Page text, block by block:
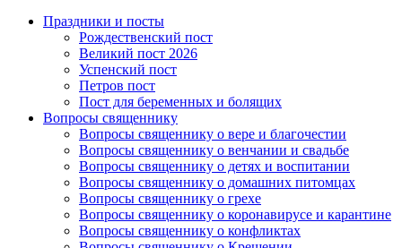
Праздники и посты
Рождественский пост
Великий пост 2026
Успенский пост
Петров пост
Пост для беременных и болящих
Вопросы священнику
Вопросы священнику о вере и благочестии
Вопросы священнику о венчании и свадьбе
Вопросы священнику о детях и воспитании
Вопросы священнику о домашних питомцах
Вопросы священнику о грехе
Вопросы священнику о коронавирусе и карантине
Вопросы священнику о конфликтах